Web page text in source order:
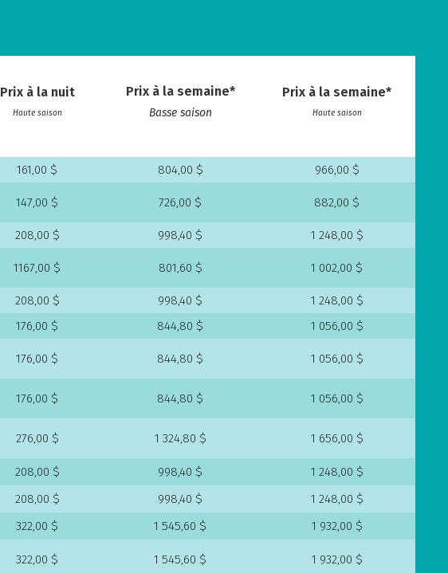
Prix à la nuit
Haute saison
Prix à la semaine*
Basse saison
Prix à la semaine*
Haute saison
161,00 $ 804,00 $
966,00 $
147,00 $ 726,00 $ 882,00 $
208,00 $ 998,40 $
1 248,00 $
1167,00 $ 801,60 $ 1 002,00 $
208,00 $ 998,40 $
1 248,00 $
176,00 $ 844,80 $
1 056,00 $
176,00 $ 844,80 $ 1 056,00 $
176,00 $ 844,80 $ 1 056,00 $
276,00 $ 1 324,80 $ 1 656,00 $
208,00 $ 998,40 $
1 248,00 $
208,00 $ 998,40 $
1 248,00 $
322,00 $ 1 545,60 $
1 932,00 $
322,00 $ 1 545,60 $ 1 932,00 $